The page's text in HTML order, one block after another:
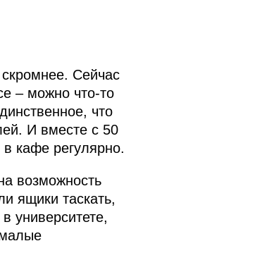
Сейчас
– можно что‑то
что
И вместе с 50
кафе регулярно.
возможность
ящики таскать,
университете,